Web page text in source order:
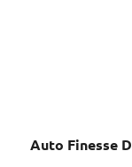
Auto Finesse